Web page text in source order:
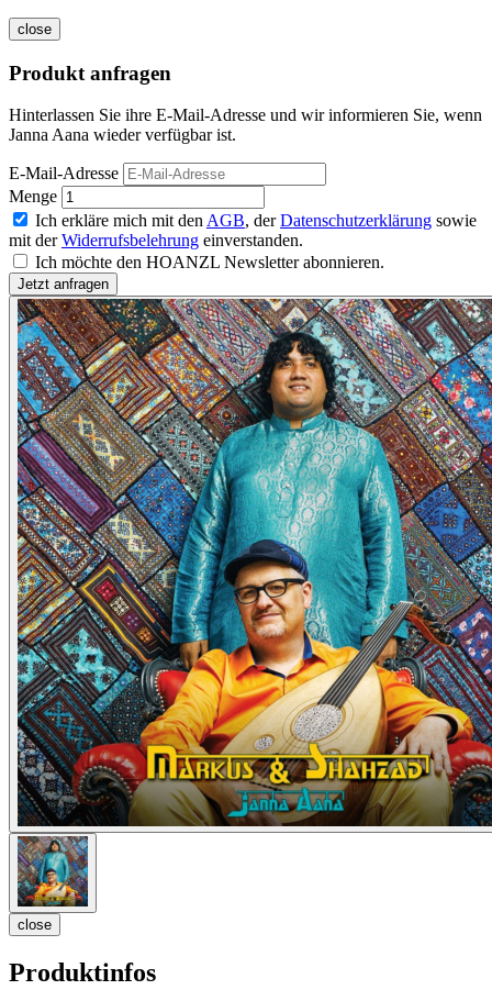
close
Produkt anfragen
Hinterlassen Sie ihre E-Mail-Adresse und wir informieren Sie, wenn
Janna Aana wieder verfügbar ist.
E-Mail-Adresse
Menge
Ich erkläre mich mit den AGB, derDatenschutzerklärung sowie
mit derWiderrufsbelehrung einverstanden.
Ich möchte den HOANZL Newsletter abonnieren.
close
Produktinfos